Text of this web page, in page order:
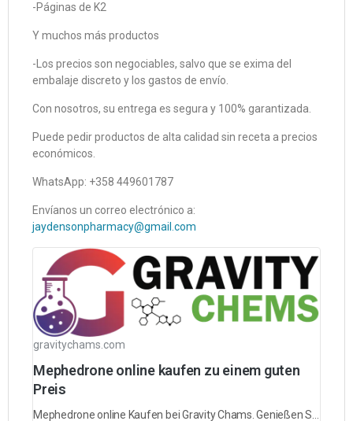
-Páginas de K2
Y muchos más productos
-Los precios son negociables, salvo que se exima del
embalaje discreto y los gastos de envío.
Con nosotros, su entrega es segura y 100% garantizada.
Puede pedir productos de alta calidad sin receta a precios
económicos.
WhatsApp: +358 449601787
Envíanos un correo electrónico a:
jaydensonpharmacy@gmail.com
gravitychams.com
Mephedrone online kaufen zu einem guten
Preis